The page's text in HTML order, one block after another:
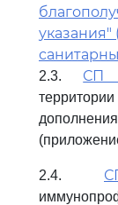
указания"
2.3. СП
2.4.